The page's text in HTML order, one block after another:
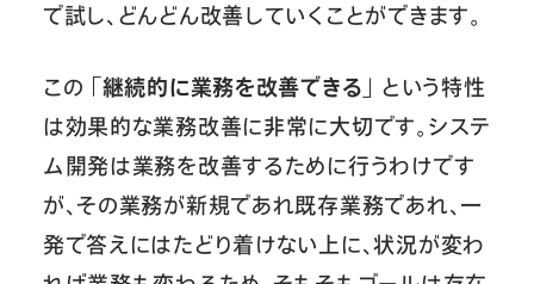
で試し、どんどん改善していくことができます。
この 「継続的に業務を改善できる」 という特性
は効果的な業務改善に非常に大切です。システ
ム開発は業務を改善するために行うわけです
が、その業務が新規であれ既存業務であれ、一
発で答えにはたどり着けない上に、状況が変わ